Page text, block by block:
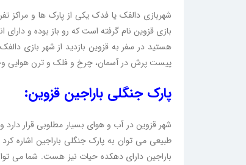
شهربازی دالفک یا فدک یکی از پارک ها و مراکز
بازی قزوین نام گرفته است که رو باز بوده و
هستید در سفر به قزوین بازدید از شهر بازی
پیست پرش در آسمان، چرخ و فلک و ترن هوایی
پارک جنگلی باراجین قزوین:
شهر قزوین در آب و هوای بسیار مطلوبی قرار
باراجین دارای دهکده حیات نیز هست. شما می